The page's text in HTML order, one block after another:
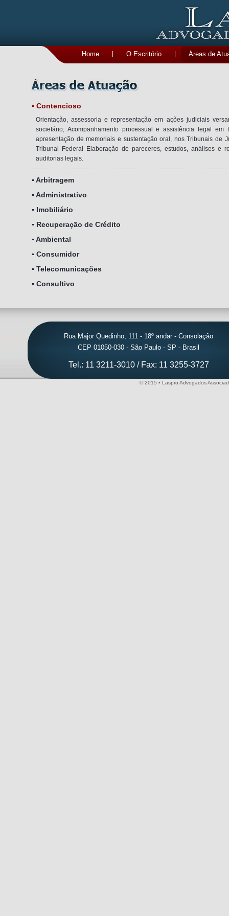
Home O Escritório Áreas de
▪ Contencioso
Orientação, assessoria e representação em ações judiciais
societário; Acompanhamento processual e assistência legal
apresentação de memoriais e sustentação oral, nos Tribunais de
Tribunal Federal Elaboração de pareceres, estudos, análises e
auditorias legais.
▪ Arbitragem
▪ Administrativo
▪ Imobiliário
▪ Recuperação de Crédito
▪ Ambiental
▪ Consumidor
▪ Telecomunicações
▪ Consultivo
Rua Major Quedinho, 111 - 18º andar - Consolação
CEP 01050-030 - São Paulo - SP - Brasil
Tel.: 11 3211-3010 / Fax: 11 3255-3727
© 2015 ▪ Laspro Advogados